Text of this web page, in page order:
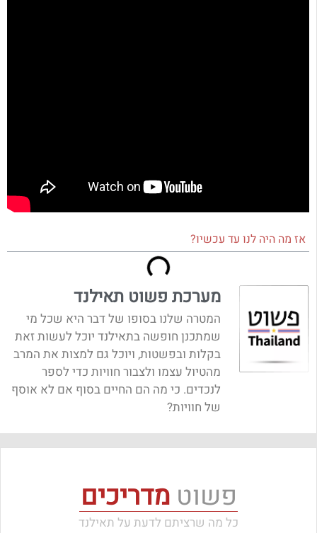
אז מה היה לנו עד עכשיו?
מערכת פשוט תאילנד
המטרה שלנו בסופו של דבר היא שכל מי
שמתכנן חופשה בתאילנד יוכל לעשות זאת
בקלות ובפשטות, ויוכל גם למצות את המרב
מהטיול עצמו ולצבור חוויות כדי לספר
לנכדים. כי מה הם החיים בסוף אם לא אוסף
של חוויות?
פשוטמדריכים
כל מה שרציתם לדעת על תאילנד